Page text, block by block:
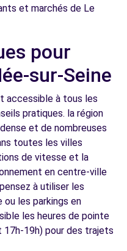
et marchés de Le
pour
sur-Seine
accessible à tous les
pratiques. la région
et de nombreuses
toutes les villes
de vitesse et la
en centre-ville
à utiliser les
les parkings en
les heures de pointe
19h) pour des trajets